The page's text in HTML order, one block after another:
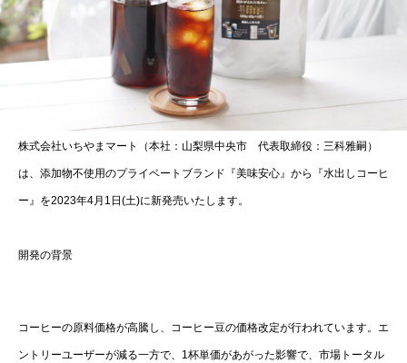
株式会社いちやまマート（本社：山梨県中央市 代表取締役：三科雅嗣）
は、添加物不使用のプライベートブランド『美味安心』から『水出しコーヒ
ー』を2023年4月1日(土)に新発売いたします。
​開発の背景
コーヒーの原料価格が高騰し、コーヒー豆の価格改定が行われています。エ
ントリーユーザーが減る一方で、1杯単価があがった影響で、市場トータル